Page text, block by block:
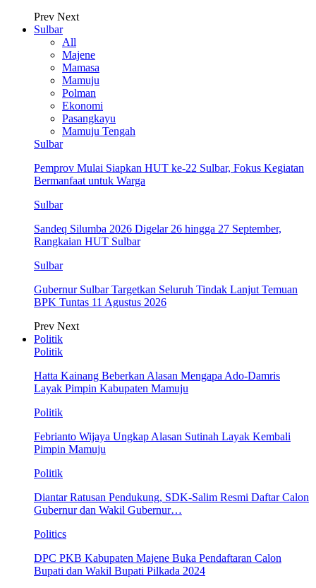
Prev Next
Sulbar
All
Majene
Mamasa
Mamuju
Polman
Ekonomi
Pasangkayu
Mamuju Tengah
Sulbar
Pemprov Mulai Siapkan HUT ke-22 Sulbar, Fokus Kegiatan
Bermanfaat untuk Warga
Sulbar
Sandeq Silumba 2026 Digelar 26 hingga 27 September,
Rangkaian HUT Sulbar
Sulbar
Gubernur Sulbar Targetkan Seluruh Tindak Lanjut Temuan
BPK Tuntas 11 Agustus 2026
Prev Next
Politik
Politik
Hatta Kainang Beberkan Alasan Mengapa Ado-Damris
Layak Pimpin Kabupaten Mamuju
Politik
Febrianto Wijaya Ungkap Alasan Sutinah Layak Kembali
Pimpin Mamuju
Politik
Diantar Ratusan Pendukung, SDK-Salim Resmi Daftar Calon
Gubernur dan Wakil Gubernur…
Politics
DPC PKB Kabupaten Majene Buka Pendaftaran Calon
Bupati dan Wakil Bupati Pilkada 2024